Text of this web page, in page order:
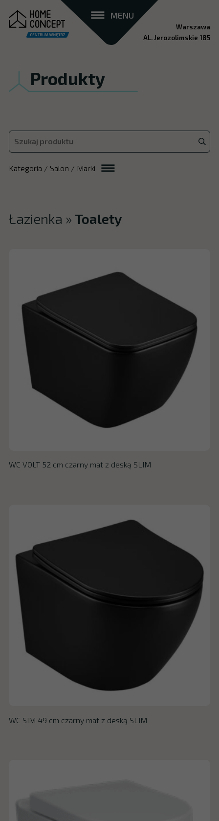
MENU
Warszawa
AL. Jerozolimskie 185
Produkty
Kategoria / Salon / Marki
Łazienka » Toalety
WC VOLT 52 cm czarny mat z deską SLIM
WC SIM 49 cm czarny mat z deską SLIM